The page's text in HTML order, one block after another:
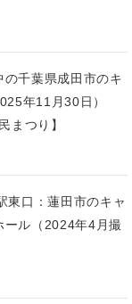
の千葉県成田市のキ
年11月30日）
まつり】
東口：蓮田市のキャ
ール（2024年4月撮